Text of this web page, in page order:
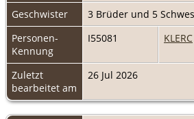
Geschwister
3 Brüder und 5
Personen-
Kennung
I55081 KLERC
Zuletzt
bearbeitet am
26 Jul 2026